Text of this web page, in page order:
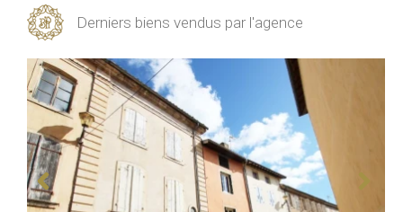
Derniers biens vendus par l'agence